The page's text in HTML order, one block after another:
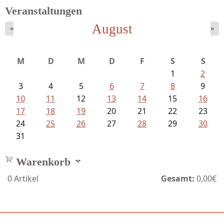
Veranstaltungen
August
« »
M D M D F S
S
1
2
3
4 5 6 7 8
9
10
11 12 13 14 15
16
17
18 19 20 21 22
23
24
25 26 27 28 29
30
31
Warenkorb
0Artikel Gesamt: 0,00€